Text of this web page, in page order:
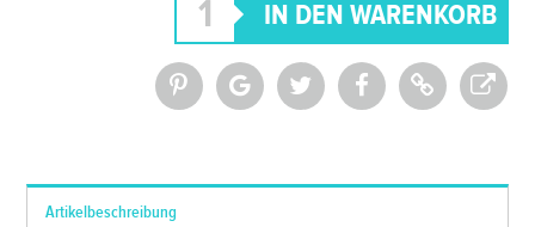
Artikelbeschreibung